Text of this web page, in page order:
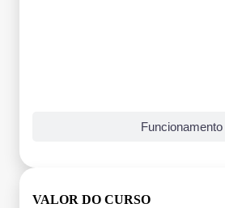
Funcionamento
VALOR DO CURSO